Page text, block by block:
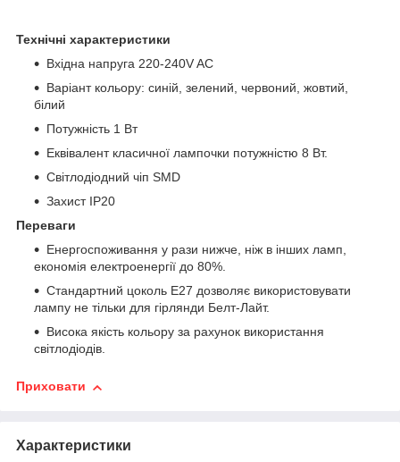
Технічні характеристики
Вхідна напруга 220-240V AC
Варіант кольору: синій, зелений, червоний, жовтий,
білий
Потужність 1 Вт
Еквівалент класичної лампочки потужністю 8 Вт.
Світлодіодний чіп SMD
Захист IP20
Переваги
Енергоспоживання у рази нижче, ніж в інших ламп,
економія електроенергії до 80%.
Стандартний цоколь Е27 дозволяє використовувати
лампу не тільки для гірлянди Белт-Лайт.
Висока якість кольору за рахунок використання
світлодіодів.
Приховати
Характеристики